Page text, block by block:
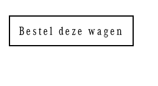
Bestel deze wagen